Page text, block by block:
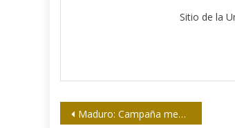
Sitio de la
Navegación
Maduro: Campaña mediática busca justificar intervención en Venezuela